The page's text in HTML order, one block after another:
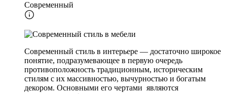
Современный
Современный стиль в интерьере — достаточно широкое
понятие, подразумевающее в первую очередь
противоположность традиционным, историческим
стилям с их массивностью, вычурностью и богатым
декором. Основными его чертами являются